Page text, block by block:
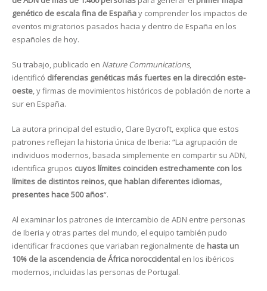
genético de escala fina de Españay comprender los impactos de
eventos migratorios pasados hacia y dentro de España en los
españoles de hoy.
Su trabajo, publicado en Nature Communications,
identificó diferencias genéticas más fuertes en la dirección este-
oeste, y firmas de movimientos históricos de población de norte a
sur en España.
La autora principal del estudio, Clare Bycroft, explica que estos
patrones reflejan la historia única de Iberia: “La agrupación de
individuos modernos, basada simplemente en compartir su ADN,
identifica grupos cuyos límites coinciden estrechamente con los
límites de distintos reinos, que hablan diferentes idiomas,
presentes hace 500 años“.
Al examinar los patrones de intercambio de ADN entre personas
de Iberia y otras partes del mundo, el equipo también pudo
identificar fracciones que variaban regionalmente de hasta un
10% de la ascendencia de África noroccidental en los ibéricos
modernos, incluidas las personas de Portugal.